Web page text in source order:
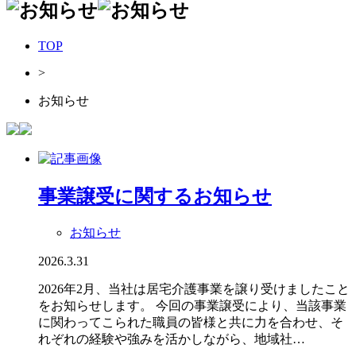
TOP
>
お知らせ
事業譲受に関するお知らせ
お知らせ
2026.3.31
2026年2月、当社は居宅介護事業を譲り受けましたこと
をお知らせします。 今回の事業譲受により、当該事業
に関わってこられた職員の皆様と共に力を合わせ、そ
れぞれの経験や強みを活かしながら、地域社…